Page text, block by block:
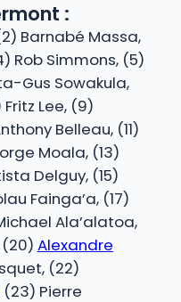
:
Barnabé Massa,
Rob Simmons, (5)
Gus Sowakula,
Fritz Lee, (9)
Belleau, (11)
Moala, (13)
Delguy, (15)
Fainga’a, (17)
Ala’alatoa,
(20) Alexandre
(22)
(23) Pierre